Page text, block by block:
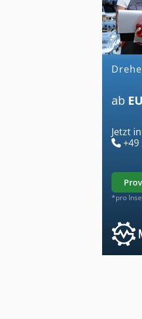
ab
Jetzt
+49
*pro